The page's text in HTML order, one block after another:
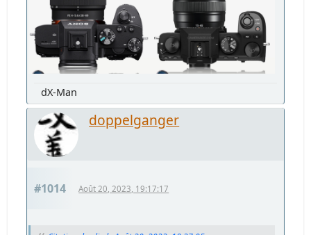
dX-Man
doppelganger
#1014 Août 20, 2023, 19:17:17